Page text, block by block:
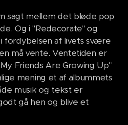
sagt mellem det bløde pop
Og i "Redecorate" og
fordybelsen af livets svære
må vente. Ventetiden er
Friends Are Growing Up"
mening et af albummets
musik og tekst er
gå hen og blive et